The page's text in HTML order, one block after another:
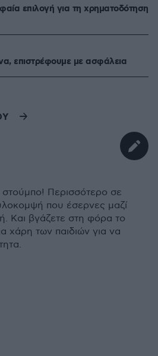
επιλογή για τη χρηματοδότηση
επιστρέφουμε με ασφάλεια
Περισσότερο σε
που έσερνες μαζί
Και βγάζετε στη φόρα το
χάρη των παιδιών για να